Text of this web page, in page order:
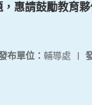
惠請鼓勵教育
布單位： 輔導處 |